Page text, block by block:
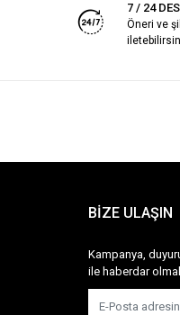
7 / 24
Öneri ve
BİZE ULAŞIN
Kampanya,
ile haberdar